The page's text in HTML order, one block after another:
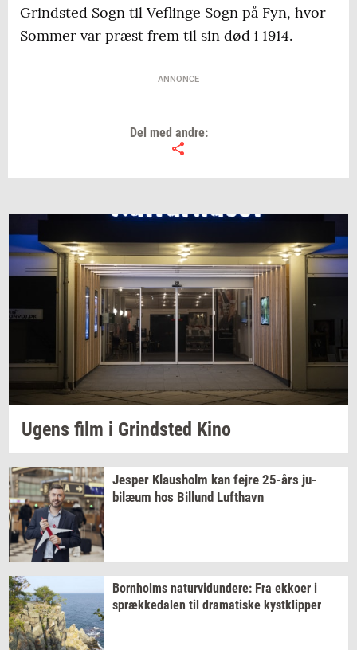
Grindsted Sogn til Veflinge Sogn på Fyn, hvor
Sommer var præst frem til sin død i 1914.
ANNONCE
Del med andre:
Ugens film i Grind­sted Kino
Jes­per Klaus­holm kan fejre 25-års ju­
bilæum hos Bil­lund Luft­havn
Born­holms na­tur­vi­dun­de­re: Fra ek­ko­er i
spræk­ke­da­len til dra­ma­ti­ske kyst­klip­per